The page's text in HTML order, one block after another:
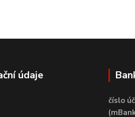
údaje
číslo